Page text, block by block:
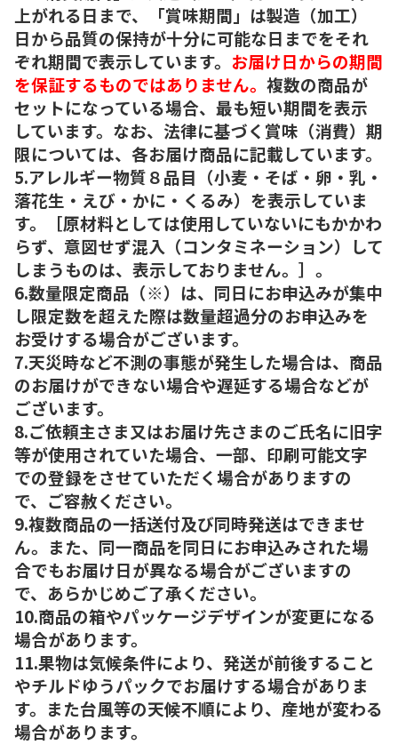
上がれる日まで、「賞味期間」は製造（加工）
日から品質の保持が十分に可能な日までをそれ
ぞれ期間で表示しています。 お届け日からの期間
を保証するものではありません。 複数の商品が
セットになっている場合、最も短い期間を表示
しています。なお、法律に基づく賞味（消費）期
限については、各お届け商品に記載しています。
5.アレルギー物質８品目（小麦・そば・卵・乳・
落花生・えび・かに・くるみ）を表示していま
す。［原材料としては使用していないにもかかわ
らず、意図せず混入（コンタミネーション）して
しまうものは、表示しておりません。］。
6.数量限定商品（※）は、同日にお申込みが集中
し限定数を超えた際は数量超過分のお申込みを
お受けする場合がございます。
7.天災時など不測の事態が発生した場合は、商品
のお届けができない場合や遅延する場合などが
ございます。
8.ご依頼主さま又はお届け先さまのご氏名に旧字
等が使用されていた場合、一部、印刷可能文字
での登録をさせていただく場合がありますの
で、ご容赦ください。
9.複数商品の一括送付及び同時発送はできませ
ん。また、同一商品を同日にお申込みされた場
合でもお届け日が異なる場合がございますの
で、あらかじめご了承ください。
10.商品の箱やパッケージデザインが変更になる
場合があります。
11.果物は気候条件により、発送が前後すること
やチルドゆうパックでお届けする場合がありま
す。また台風等の天候不順により、産地が変わる
場合があります。